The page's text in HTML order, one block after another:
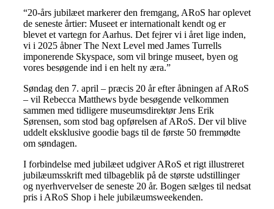
“20-års jubilæet markerer den fremgang, ARoS har oplevet
de seneste årtier: Museet er internationalt kendt og er
blevet et vartegn for Aarhus. Det fejrer vi i året lige inden,
vi i 2025 åbner The Next Level med James Turrells
imponerende Skyspace, som vil bringe museet, byen og
vores besøgende ind i en helt ny æra.”
Søndag den 7. april – præcis 20 år efter åbningen af ARoS
– vil Rebecca Matthews byde besøgende velkommen
sammen med tidligere museumsdirektør Jens Erik
Sørensen, som stod bag opførelsen af ARoS. Der vil blive
uddelt eksklusive goodie bags til de første 50 fremmødte
om søndagen.
I forbindelse med jubilæet udgiver ARoS et rigt illustreret
jubilæumsskrift med tilbageblik på de største udstillinger
og nyerhvervelser de seneste 20 år. Bogen sælges til nedsat
pris i ARoS Shop i hele jubilæumsweekenden.